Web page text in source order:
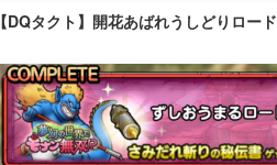
【DQタクト】開花あばれうしどりロード